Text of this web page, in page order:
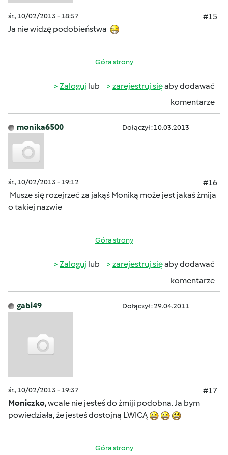
śr., 10/02/2013 - 18:57
#15
Ja nie widzę podobieństwa
Góra strony
Zaloguj lub zarejestruj sięaby dodawać
komentarze
monika6500 Dołączył : 10.03.2013
śr., 10/02/2013 - 19:12
#16
Musze się rozejrzeć za jakąś Moniką może jest jakaś żmija
o takiej nazwie
Góra strony
Zaloguj lub zarejestruj sięaby dodawać
komentarze
gabi49 Dołączył : 29.04.2011
śr., 10/02/2013 - 19:37
#17
Moniczko,wcale nie jesteś do żmiji podobna. Ja bym
powiedziała, że jesteś dostojną LWICĄ
Góra strony